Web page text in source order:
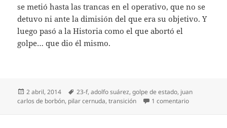
se metió hasta las trancas en el operativo, que no se
detuvo ni ante la dimisión del que era su objetivo. Y
luego pasó a la Historia como el que abortó el
golpe… que dio él mismo.
Publicado
el
2 abril, 2014 Etiquetas
23-f,adolfo suárez,golpe de estado, juan
carlos de borbón, pilar cernuda,transición 1 comentarioen Un rey